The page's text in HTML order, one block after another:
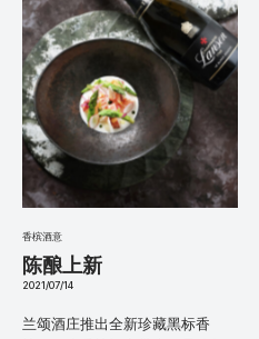
香槟酒意
陈酿上新
2021/07/14
兰颂酒庄推出全新珍藏黑标香